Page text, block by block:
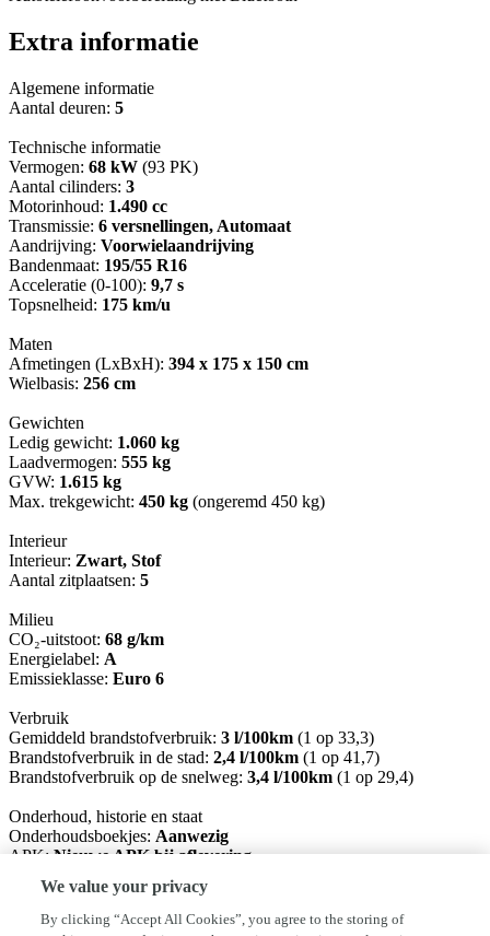
Extra informatie
Algemene informatie
Aantal deuren: 5
Technische informatie
Vermogen: 68 kW (93 PK)
Aantal cilinders: 3
Motorinhoud: 1.490 cc
Transmissie: 6 versnellingen, Automaat
Aandrijving: Voorwielaandrijving
Bandenmaat: 195/55 R16
Acceleratie (0-100): 9,7 s
Topsnelheid: 175 km/u
Maten
Afmetingen (LxBxH): 394 x 175 x 150 cm
Wielbasis: 256 cm
Gewichten
Ledig gewicht: 1.060 kg
Laadvermogen: 555 kg
GVW: 1.615 kg
Max. trekgewicht: 450 kg (ongeremd 450 kg)
Interieur
Interieur: Zwart, Stof
Aantal zitplaatsen: 5
Milieu
CO₂-uitstoot: 68 g/km
Energielabel: A
Emissieklasse: Euro 6
Verbruik
Gemiddeld brandstofverbruik: 3 l/100km (1 op 33,3)
Brandstofverbruik in de stad: 2,4 l/100km (1 op 41,7)
Brandstofverbruik op de snelweg: 3,4 l/100km (1 op 29,4)
Onderhoud, historie en staat
Onderhoudsboekjes: Aanwezig
APK:Nieuwe APK bij aflevering
2 (2 handzenders)
Financiële informatie
We value your privacy
By clicking “Accept All Cookies”, you agree to the storing of